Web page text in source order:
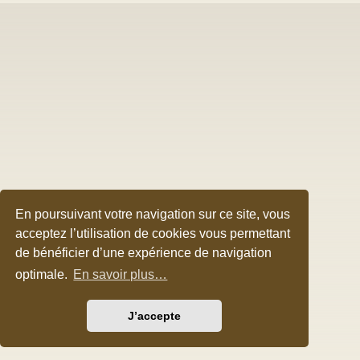
En poursuivant votre navigation sur ce site, vous
acceptez l’utilisation de cookies vous permettant
de bénéficier d’une expérience de navigation
optimale. En savoir plus…
J’accepte